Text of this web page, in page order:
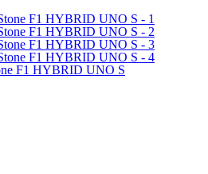
F1 HYBRID UNO S